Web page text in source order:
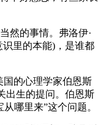
然的事情。弗洛伊·
里的本能)，是谁都
国的心理学家伯恩斯
出生的提问。伯恩斯
哪里来”这个问题。